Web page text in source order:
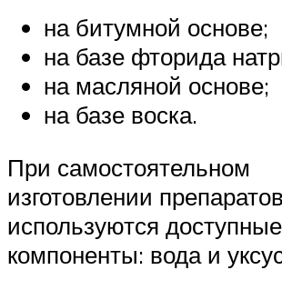
на битумной основе;
на базе фторида
на масляной основе;
на базе воска.
При самостоятельном
изготовлении препаратов
используются доступные
компоненты: вода и